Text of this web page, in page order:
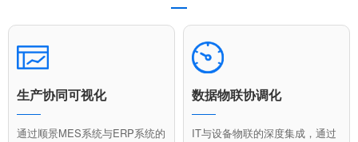
生产协同可视化
通过顺景MES系统与ERP系统的
数据物联协调化
IT与设备物联的深度集成，通过